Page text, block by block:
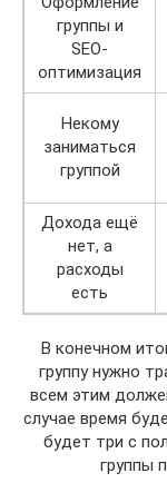
группы и
SEO-
оптимизация
Некому
заниматься
группой
Дохода ещё
нет, а
расходы
есть
В конечном
группу нужно
всем этим
случае время
будет три с
группы